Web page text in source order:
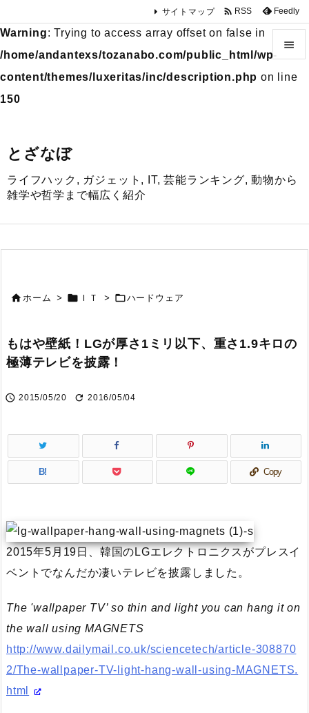
Warning: Trying to access array offset on false in
/home/andantexs/tozanabo.com/public_html/wp-
content/themes/luxeritas/inc/description.php on line
150
とざなぼ
ライフハック, ガジェット, IT, 芸能ランキング, 動物から
雑学や哲学まで幅広く紹介


前へ
サイトマップ  RSS Feedly
ホーム >  ＩＴ > ハードウェア
もはや壁紙！LGが厚さ1ミリ以下、重さ1.9キロの
極薄テレビを披露！
 2015/05/20  2016/05/04
B! Copy
2015年5月19日、韓国のLGエレクトロニクスがプレスイ
ベントでなんだか凄いテレビを披露しました。
The 'wallpaper TV’ so thin and light you can hang it on
the wall using MAGNETS
http://www.dailymail.co.uk/sciencetech/article-308870
2/The-wallpaper-TV-light-hang-wall-using-MAGNETS.
html